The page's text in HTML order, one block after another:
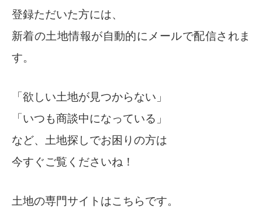
登録ただいた方には、
新着の土地情報が自動的にメールで配信されま
す。
「欲しい土地が見つからない」
「いつも商談中になっている」
など、土地探しでお困りの方は
今すぐご覧くださいね！
土地の専門サイトはこちらです。